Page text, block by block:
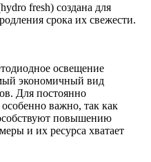
fresh) создана для
срока их свежести.
освещение
экономичный вид
Для постоянно
важно, так как
повышению
и их ресурса хватает